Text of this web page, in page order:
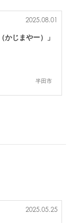
半田市
2025.08.01
かじまやー）」
2025.05.25